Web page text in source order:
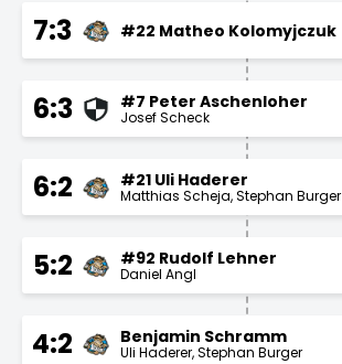
7:3 #22 Matheo Kolomyjczuk
6:3 #7 Peter Aschenloher
Josef Scheck
6:2 #21 Uli Haderer
Matthias Scheja Stephan Burger
5:2 #92 Rudolf Lehner
Daniel Angl
4:2 Benjamin Schramm
Uli Haderer Stephan Burger